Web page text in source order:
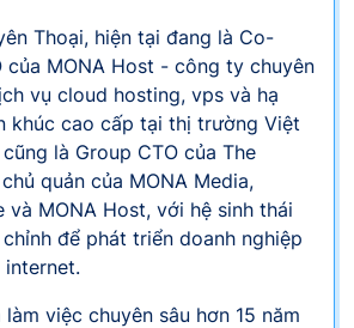
Thoại, hiện tại đang là Co-
của MONA Host - công ty chuyên
vụ cloud hosting, vps và hạ
khúc cao cấp tại thị trường Việt
là Group CTO của The
quản của MONA Media,
và MONA Host, với hệ sinh thái
để phát triển doanh nghiệp
việc chuyên sâu hơn 15 năm